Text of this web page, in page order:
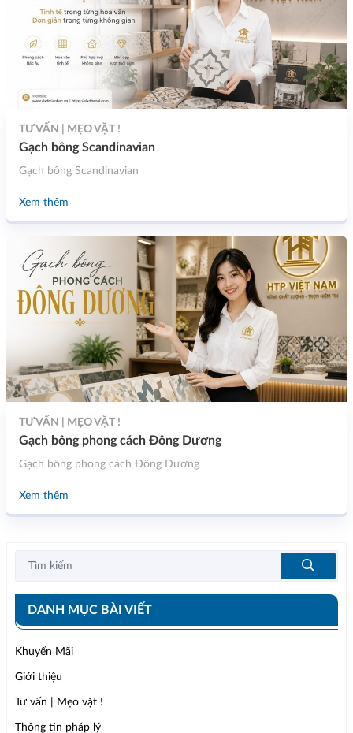
TƯ VẤN | MẸO VẶT !
Gạch bông Scandinavian
Gạch bông Scandinavian
Xem thêm
TƯ VẤN | MẸO VẶT !
Gạch bông phong cách Đông Dương
Gạch bông phong cách Đông Dương
Xem thêm
DANH MỤC BÀI VIẾT
Khuyến Mãi
Giới thiệu
Tư vấn | Mẹo vặt !
Thông tin pháp lý